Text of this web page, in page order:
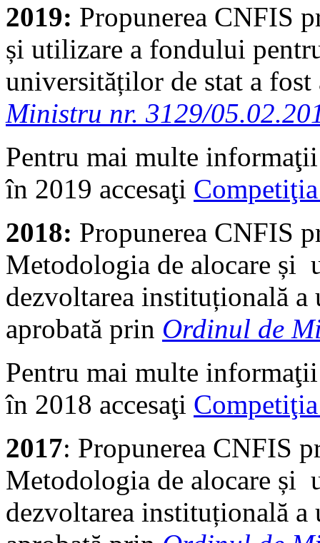
2019: Propunerea CNFIS
și utilizare a fondului
universităților de stat a fost
Ministru nr. 3129/
Pentru mai multe
în 2019 accesaţi
2018: Propunerea CNFIS
Metodologia de alocare și
dezvoltarea instituțională
aprobată prin Ordinul de
Pentru mai multe
în 2018 accesaţi
2017: Propunerea CNFIS
Metodologia de alocare și
dezvoltarea instituțională